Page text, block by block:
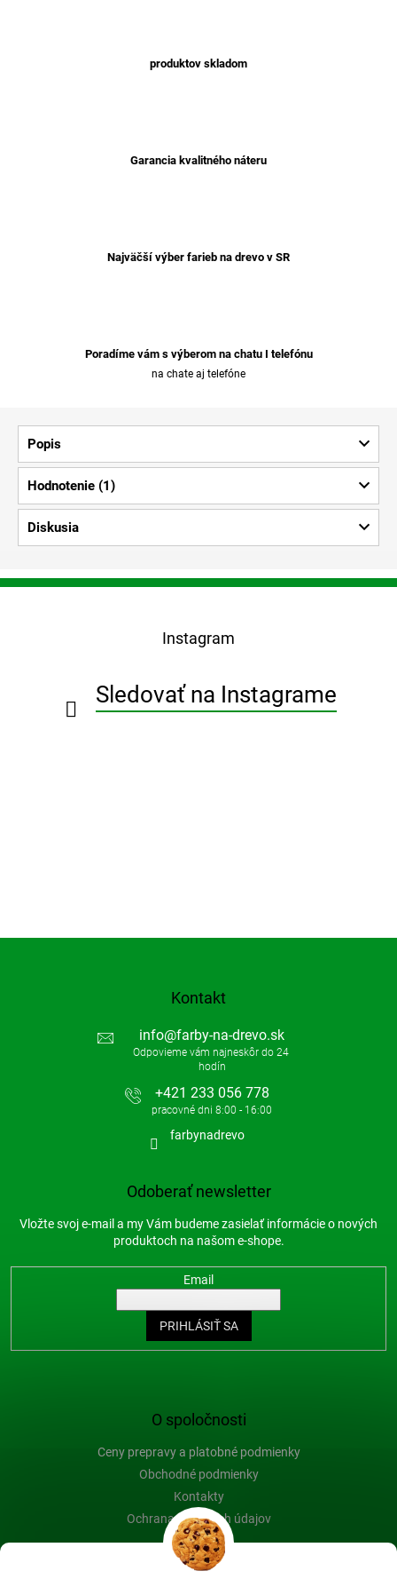
produktov skladom
Garancia kvalitného náteru
Najväčší výber farieb na drevo v SR
Poradíme vám s výberom na chatu I telefónu
na chate aj telefóne
Popis
Hodnotenie (1)
Diskusia
Z
Instagram
Sledovať na Instagrame
O spoločnosti
Ceny prepravy a platobné podmienky
Obchodné podmienky
Kontakty
Ochrana osobných údajov
Blog
Kontakt
info@farby-na-drevo.sk
+421 233 056 778
farbynadrevo
Odoberať newsletter
Vložte svoj e-mail a my Vám budeme zasielať informácie o nových
produktoch na našom e-shope.
Email
PRIHLÁSIŤ SA